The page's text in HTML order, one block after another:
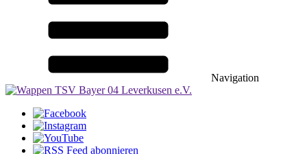
Navigation